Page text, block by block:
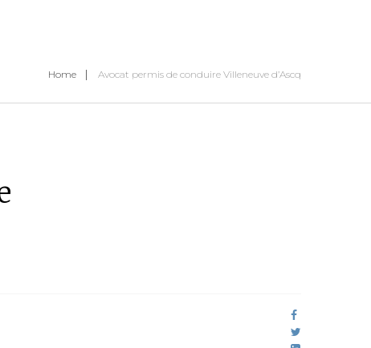
Home Avocat permis de conduire Villeneuve d’Ascq